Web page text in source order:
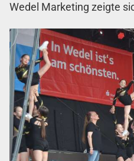
Wedel Marketing zeigte